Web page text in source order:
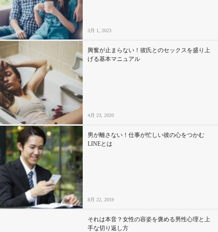
3月 1, 2023
興奮が止まらない！彼氏とのセックスを盛り上
げる基本マニュアル
4月 23, 2020
男が離さない！仕事が忙しい彼の心をつかむ
LINEとは
8月 22, 2019
それは本音？女性の容姿を褒める男性心理と上
手な切り返し方